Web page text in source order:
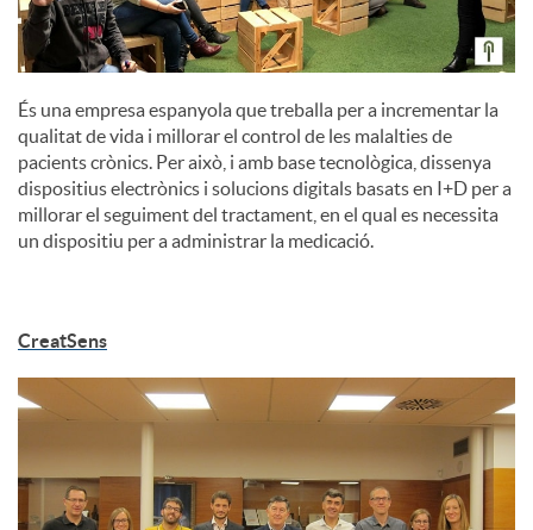
És una empresa espanyola que treballa per a incrementar la
qualitat de vida i millorar el control de les malalties de
pacients crònics. Per això, i amb base tecnològica, dissenya
dispositius electrònics i solucions digitals basats en I+D per a
millorar el seguiment del tractament, en el qual es necessita
un dispositiu per a administrar la medicació.
CreatSens